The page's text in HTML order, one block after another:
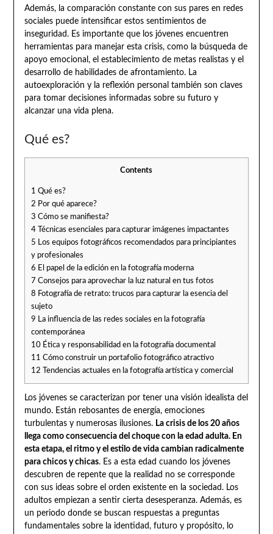
Además, la comparación constante con sus pares en redes
sociales puede intensificar estos sentimientos de
inseguridad. Es importante que los jóvenes encuentren
herramientas para manejar esta crisis, como la búsqueda de
apoyo emocional, el establecimiento de metas realistas y el
desarrollo de habilidades de afrontamiento. La
autoexploración y la reflexión personal también son claves
para tomar decisiones informadas sobre su futuro y
alcanzar una vida plena.
Qué es?
Contents
1 Qué es?
2 Por qué aparece?
3 Cómo se manifiesta?
4Técnicas esenciales para capturar imágenes impactantes
5 Los equipos fotográficos recomendados para principiantes
y profesionales
6 El papel de la edición en la fotografía moderna
7 Consejos para aprovechar la luz natural en tus fotos
8 Fotografía de retrato: trucos para capturar la esencia del
sujeto
9 La influencia de las redes sociales en la fotografía
contemporánea
10Ética y responsabilidad en la fotografía documental
11 Cómo construir un portafolio fotográfico atractivo
12 Tendencias actuales en la fotografía artística y comercial
Los jóvenes se caracterizan por tener una visión idealista del
mundo. Están rebosantes de energía, emociones
turbulentas y numerosas ilusiones. La crisis de los 20 años
llega como consecuencia del choque con la edad adulta. En
esta etapa, el ritmo y el estilo de vida cambian radicalmente
para chicos y chicas. Es a esta edad cuando los jóvenes
descubren de repente que la realidad no se corresponde
con sus ideas sobre el orden existente en la sociedad. Los
adultos empiezan a sentir cierta desesperanza. Además, es
un periodo donde se buscan respuestas a preguntas
fundamentales sobre la identidad, futuro y propósito, lo